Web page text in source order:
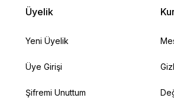
Üyelik
Yeni Üyelik
Üye Girişi
Şifremi Unuttum